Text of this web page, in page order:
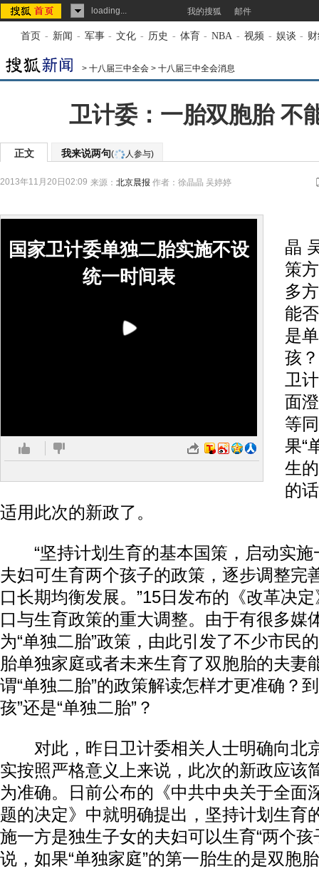
loading... 我的搜狐 邮件
首页 - 新闻 - 军事 - 文化 - 历史 - 体育 - NBA - 视频 - 娱谈 -
> 十八届三中全会 > 十八届三中全会消息
卫计委：一胎双胞胎 不
正文 我来说两句( 人参与)
2013年11月20日02:09 来源： 北京晨报 作者：徐晶晶 吴婷婷
国家卫计委单独二胎实施不设
统一时间表
晶
策
多
能
是
孩
卫
面
等
果“
生
的
适用此次的新政了。
“坚持计划生育的基本国策，启动实施
夫妇可生育两个孩子的政策，逐步调整完
口长期均衡发展。”15日发布的《改革决
口与生育政策的重大调整。由于有很多媒
为“单独二胎”政策，由此引发了不少市民
胎单独家庭或者未来生育了双胞胎的夫妻
谓“单独二胎”的政策解读怎样才更准确？
孩”还是“单独二胎”？
对此，昨日卫计委相关人士明确向北
实按照严格意义上来说，此次的新政应该
为准确。日前公布的《中共中央关于全面
题的决定》中就明确提出，坚持计划生育
施一方是独生子女的夫妇可以生育“两个孩
说，如果“单独家庭”的第一胎生的是双胞